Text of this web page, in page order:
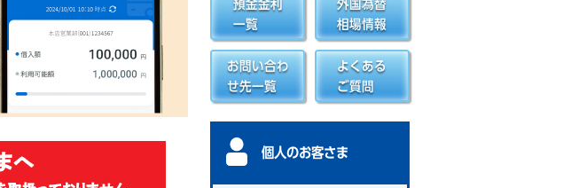
預金金利
一覧
外国為替
相場情報
お問い合わ
せ先一覧
よくある
ご質問
個人のお客さま